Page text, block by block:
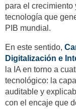
para el crecimiento
tecnología que
PIB mundial.
En este sentido,
Digitalización e
la IA en torno a
tecnológico: la
auditable y
con el encaje que